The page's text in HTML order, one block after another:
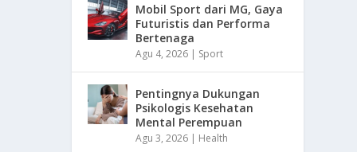
Mobil Sport dari MG, Gaya
Futuristis dan Performa
Bertenaga
Agu 4, 2026 | Sport
Pentingnya Dukungan
Psikologis Kesehatan
Mental Perempuan
Agu 3, 2026 | Health